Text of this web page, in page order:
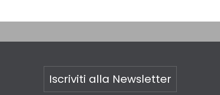
Iscriviti alla Newsletter